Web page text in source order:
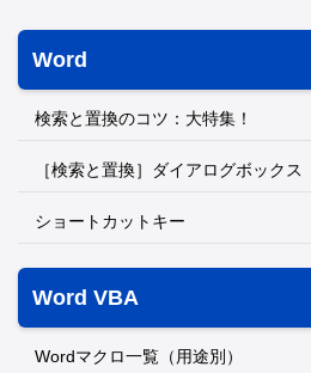
Word
検索と置換のコツ：大特集！
［検索と置換］ダイアログボックス
ショートカットキー
Word VBA
Wordマクロ一覧（用途別）